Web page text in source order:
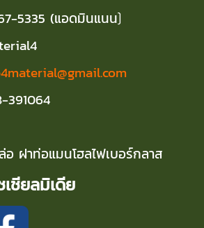
5335 (แอดมินแนน)
391064
อ ฝาท่อแมนโฮลไฟเบอร์กลาส
ชียลมิเดีย